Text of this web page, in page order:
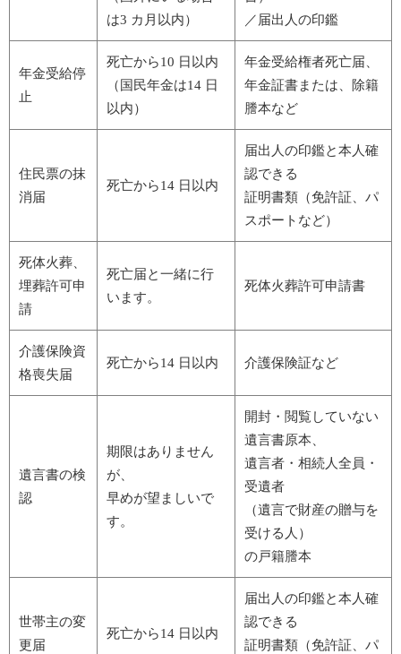
は3 カ月以内）
／届出人の印鑑
年金受給停
止
死亡から10 日以内
（国民年金は14 日
以内）
年金受給権者死亡届、
年金証書または、除籍
謄本など
住民票の抹
消届
死亡から14 日以内
届出人の印鑑と本人確
認できる
証明書類（免許証、パ
スポートなど）
死体火葬、
埋葬許可申
請
死亡届と一緒に行
います。
死体火葬許可申請書
介護保険資
格喪失届
死亡から14 日以内 介護保険証など
遺言書の検
認
期限はありません
が、
早めが望ましいで
す。
開封・閲覧していない
遺言書原本、
遺言者・相続人全員・
受遺者
（遺言で財産の贈与を
受ける人）
の戸籍謄本
世帯主の変
更届
死亡から14 日以内
届出人の印鑑と本人確
認できる
証明書類（免許証、パ